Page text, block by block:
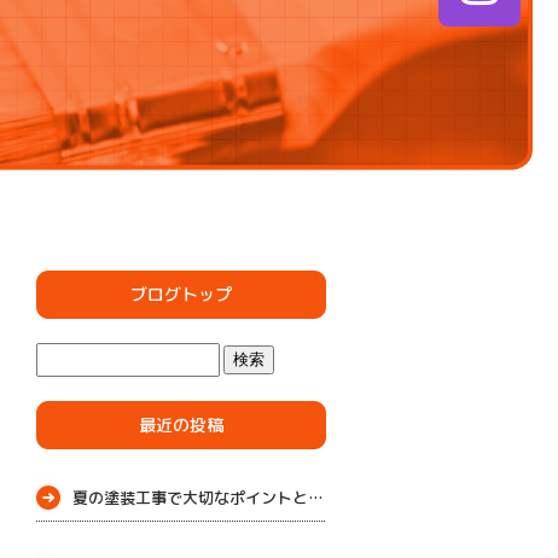
ブログトップ
最近の投稿
夏の塗装工事で大切なポイントとメンテナンス